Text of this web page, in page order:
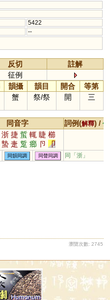
5422
--
反切
註解
征例
韻攝 韻目 開合
等第
蟹 祭/祭 開 三
同音字 詞例(解釋) /
浙 捷 蜇 輒 睫 櫛
蟄 疌 踅 癤 卪 卩
幯 尐 瀄 硩 悊 扻
同韻同調 同聲同調 同「浙 」
瀏覽次數: 2745